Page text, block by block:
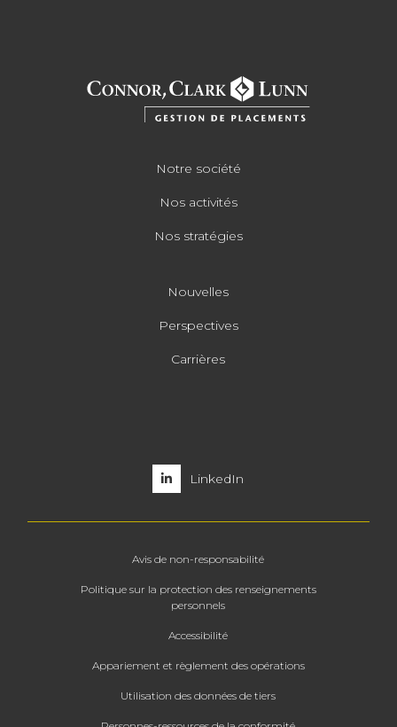
Notre société
Nos activités
Nos stratégies
Nouvelles
Perspectives
Carrières
LinkedIn
Avis de non-responsabilité
Politique sur la protection des renseignements
personnels
Accessibilité
Appariement et règlement des opérations
Utilisation des données de tiers